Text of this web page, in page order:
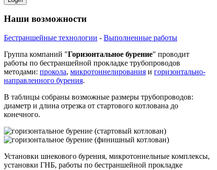
Наши возможности
Бестраншейные технологии - Выполненные работы
Группа компаний "Горизонтальное бурение" проводит
работы по бестраншейной прокладке трубопроводов
методами: прокола, микротоннелирования и горизонтально-
направленного бурения.
В таблицы собраны возможные размеры трубопроводов:
диаметр и длина отрезка от стартового котлована до
конечного.
Установки шнекового бурения, микротоннельные комплексы,
установки ГНБ, работы по бестраншейной прокладке